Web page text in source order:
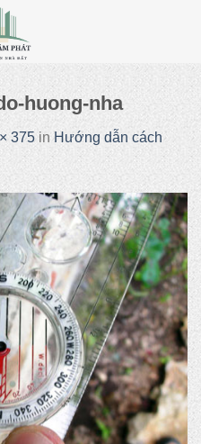
huong-nha
375 inHướng dẫn cách